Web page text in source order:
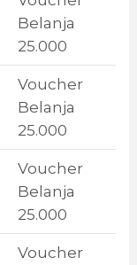
Belanja
25.000
Voucher
Belanja
25.000
Voucher
Belanja
25.000
Voucher